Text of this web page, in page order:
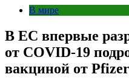
В мире
В ЕС впервые
от COVID-19
вакциной от